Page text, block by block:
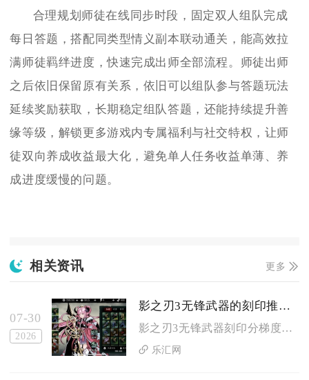
合理规划师徒在线同步时段，固定双人组队完成
每日答题，搭配同类型情义副本联动通关，能高效拉
满师徒羁绊进度，快速完成出师全部流程。师徒出师
之后依旧保留原有关系，依旧可以组队参与答题玩法
延续奖励获取，长期稳定组队答题，还能持续提升善
缘等级，解锁更多游戏内专属福利与社交特权，让师
徒双向养成收益最大化，避免单人任务收益单薄、养
成进度缓慢的问题。
相关资讯 更多
07-30
2026
影之刃3无锋武器的刻印推荐有哪些
影之刃3无锋武器刻印分梯度推荐，毕业首选冰山之种，中练通用蛮...
乐汇网